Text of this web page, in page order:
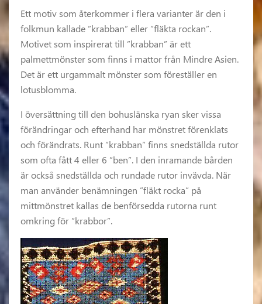
Ett motiv som återkommer i flera varianter är den i
folkmun kallade ”krabban” eller ”fläkta rockan”.
Motivet som inspirerat till ”krabban” är ett
palmettmönster som finns i mattor från Mindre Asien.
Det är ett urgammalt mönster som föreställer en
lotusblomma.
I översättning till den bohuslänska ryan sker vissa
förändringar och efterhand har mönstret förenklats
och förändrats. Runt ”krabban” finns snedställda rutor
som ofta fått 4 eller 6 ”ben”. I den inramande bården
är också snedställda och rundade rutor invävda. När
man använder benämningen ”fläkt rocka” på
mittmönstret kallas de benförsedda rutorna runt
omkring för ”krabbor”.